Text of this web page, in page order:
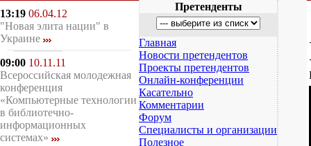
13:19 06.04.12
"Новая элита нации" в
Украине
09:00 10.11.11
Всероссийская молодежная
конференция
«Компьютерные технологии
в библиотечно-
информационных
системах»
Претенденты
Главная
Новости претендентов
Проекты претендентов
Онлайн-конференции
Касательно
Комментарии
Форум
Специалисты и организации
Полезное